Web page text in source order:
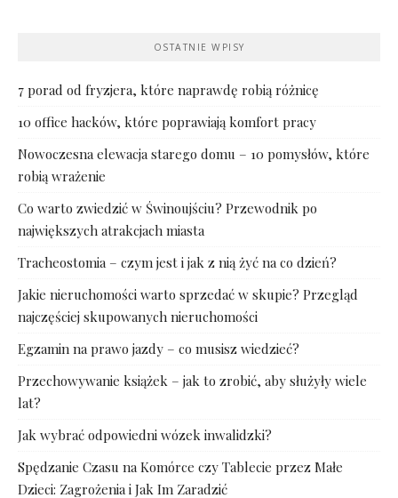
OSTATNIE WPISY
7 porad od fryzjera, które naprawdę robią różnicę
10 office hacków, które poprawiają komfort pracy
Nowoczesna elewacja starego domu – 10 pomysłów, które
robią wrażenie
Co warto zwiedzić w Świnoujściu? Przewodnik po
największych atrakcjach miasta
Tracheostomia – czym jest i jak z nią żyć na co dzień?
Jakie nieruchomości warto sprzedać w skupie? Przegląd
najczęściej skupowanych nieruchomości
Egzamin na prawo jazdy – co musisz wiedzieć?
Przechowywanie książek – jak to zrobić, aby służyły wiele
lat?
Jak wybrać odpowiedni wózek inwalidzki?
Spędzanie Czasu na Komórce czy Tablecie przez Małe
Dzieci: Zagrożenia i Jak Im Zaradzić